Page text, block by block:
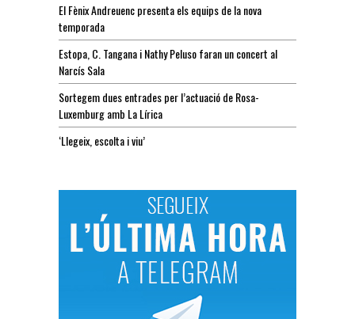
El Fènix Andreuenc presenta els equips de la nova
temporada
Estopa, C. Tangana i Nathy Peluso faran un concert al
Narcís Sala
Sortegem dues entrades per l’actuació de Rosa-
Luxemburg amb La Lírica
‘Llegeix, escolta i viu’